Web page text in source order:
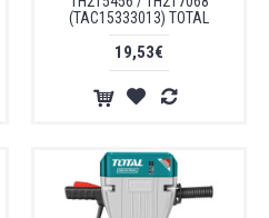
(TAC15333013) TOTAL
19,53€